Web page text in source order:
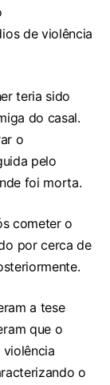
de violência
teria sido
do casal.
o
pelo
foi morta.
cometer o
por cerca de
a tese
que o
o